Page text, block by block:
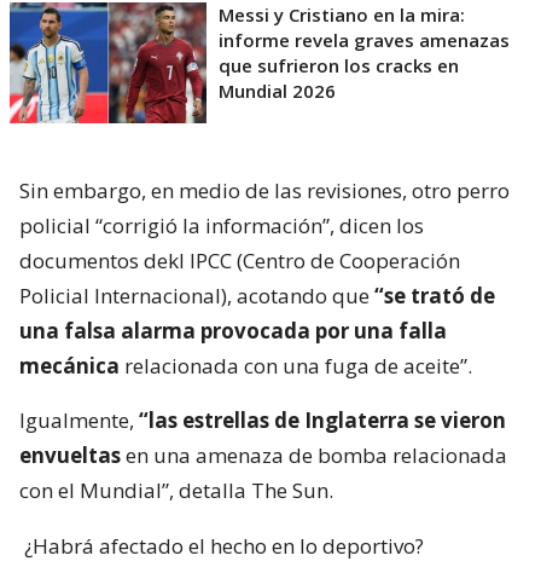
Messi y Cristiano en la mira:
informe revela graves amenazas
que sufrieron los cracks en
Mundial 2026
Sin embargo, en medio de las revisiones, otro perro
policial “corrigió la información”, dicen los
documentos dekl IPCC (Centro de Cooperación
Policial Internacional), acotando que“se trató de
una falsa alarma provocada por una falla
mecánica relacionada con una fuga de aceite”.
Igualmente, “las estrellas de Inglaterra se vieron
envueltasen una amenaza de bomba relacionada
con el Mundial”, detalla The Sun.
¿Habrá afectado el hecho en lo deportivo?